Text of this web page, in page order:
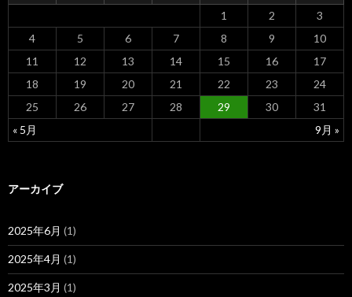
« 5月 9月 »
1 2
3
4
5 6 7 8 9
10
11
12 13 14 15 16
17
18
19 20 21 22 23
24
25
26 27 28 29 30 31
アーカイブ
2025年6月 (1)
2025年4月 (1)
2025年3月 (1)